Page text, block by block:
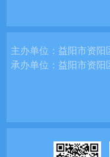
主办单位：益阳市资阳
承办单位：益阳市资阳